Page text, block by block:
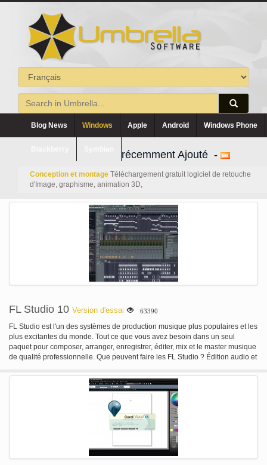
Blog News Windows Apple Android Windows Phone
récemment Ajouté -
Conception et montage Téléchargement gratuit logiciel de retouche
d'Image, graphisme, animation 3D,
FL Studio 10 Version d'essai 63390
FL Studio est l'un des systèmes de production musique plus populaires et les
plus excitantes du monde. Tout ce que vous avez besoin dans un seul
paquet pour composer, arranger, enregistrer, éditer, mix et le master musique
de qualité professionnelle. Que peuvent faire les FL Studio ? Édition audio et
harmonisation, time-stretching, beat-détection & tranchage, audio
gauchissement et manipulation audio standard (couper/coller, etc.).
Automatiser la plupart des interface et tous les paramètres du plugin en
enregistrement, le dessin et à l'aide des courbes d'automation de cannelure-
basé ou générateurs d'automatisation avec contrôle basé sur une formule de
liens. Être hébergé dans autres DAWs comme un VST ou connecté via
ReWire. Concert de musique y compris la visualisation de l'effet vidéo. Mix et
remix audio, y compris en appliquant des effets audio en temps réel, tels que
le delay, reverb & filtrage. Enregistrement audio multipiste. Enregistrer &